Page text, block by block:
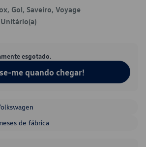
Gol, Saveiro, Voyage
Unitário(a)
esgotado.
me quando chegar!
de fábrica